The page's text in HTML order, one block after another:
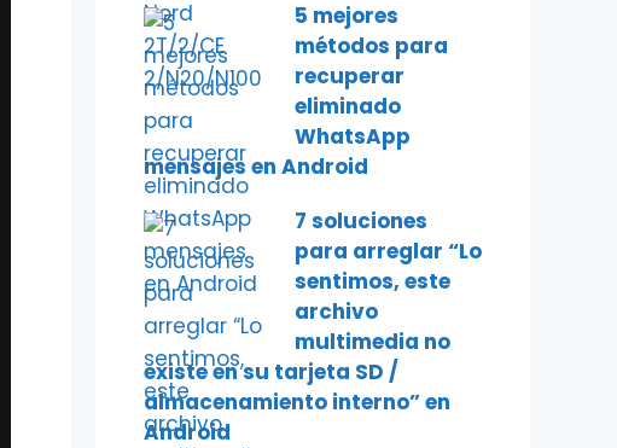
5 mejores
métodos para
recuperar
eliminado
WhatsApp
mensajes en Android
7 soluciones
para arreglar “Lo
sentimos, este
archivo
multimedia no
existe en su tarjeta SD /
almacenamiento interno” en
Android